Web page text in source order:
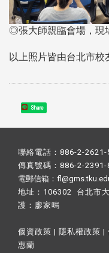
◎張大師親臨會場，現
以上照片皆由台北市校
Share
聯絡電話：886-2-
傳真號碼：886-2-2391-
電郵信箱：
地址：106302 台北市
護： 廖家鳴​
個資政策 | 隱私權政策 |
惠蘭